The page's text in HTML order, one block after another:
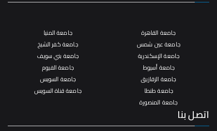
جامعة القاهرة
جامعة عين شمس
جامعة الإسكندرية
جامعة أسيوط
جامعة الزقازيق
جامعة طنطا
جامعة المنصورة
جامعة المنيا
جامعة كفر الشيخ
جامعة بني سويف
جامعة الفيوم
جامعة السويس
جامعة قناة السويس
اتصل بنا